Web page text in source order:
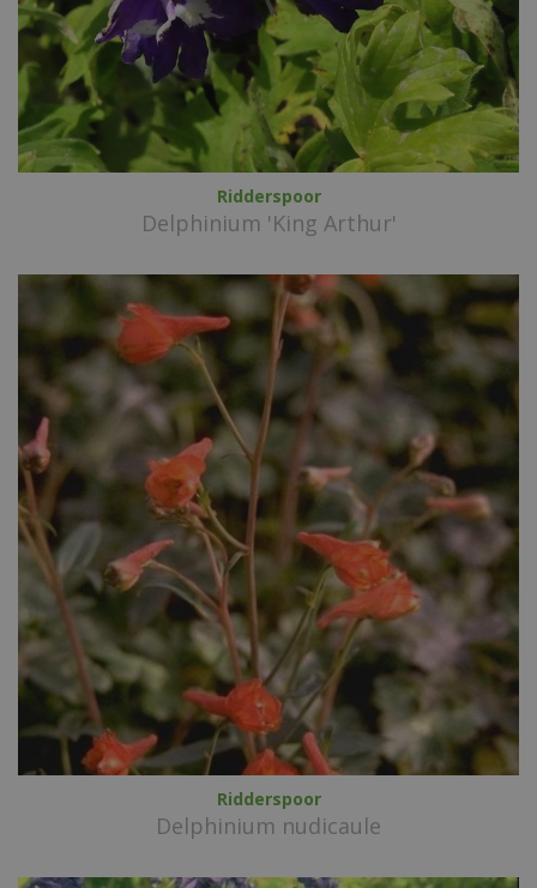
Ridderspoor
Delphinium 'King Arthur'
Ridderspoor
Delphinium nudicaule